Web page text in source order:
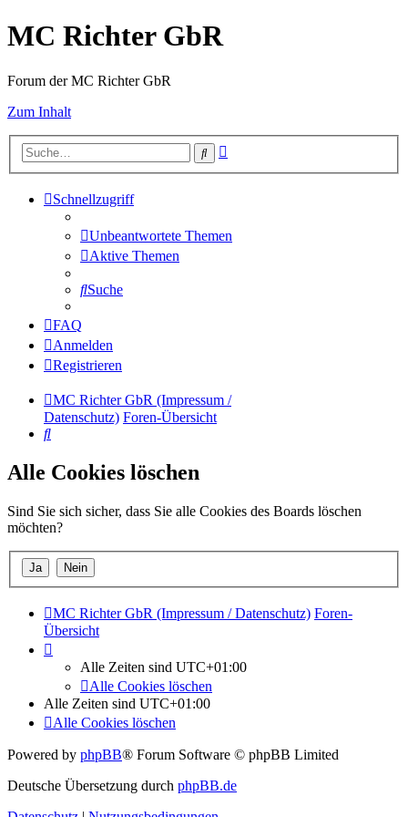
MC Richter GbR
Forum der MC Richter GbR
Zum Inhalt
Suche
Schnellzugriff
Unbeantwortete Themen
Aktive Themen
Suche
FAQ
Anmelden
Registrieren
MC Richter GbR (Impressum /
Datenschutz) Foren-Übersicht
Suche
Alle Cookies löschen
Sind Sie sich sicher, dass Sie alle Cookies des Boards löschen
möchten?
MC Richter GbR (Impressum / Datenschutz) Foren-
Übersicht
Alle Zeiten sind UTC+01:00
Alle Cookies löschen
Alle Zeiten sind UTC+01:00
Alle Cookies löschen
Powered by phpBB® Forum Software © phpBB Limited
Deutsche Übersetzung durch phpBB.de